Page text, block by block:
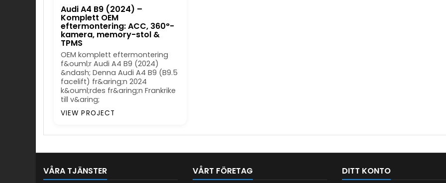
Audi A4 B9 (2024) –
Komplett OEM
eftermontering: ACC, 360°-
kamera, memory-stol &
TPMS
OEM komplett eftermontering
f&ouml;r Audi A4 B9 (2024)
&ndash; Denna Audi A4 B9 (B9.5
facelift) fr&aring;n 2024
k&ouml;rdes fr&aring;n Frankrike
till v&aring;
VIEW PROJECT
VÅRA TJÄNSTER VÅRT FÖRETAG DITT KONTO